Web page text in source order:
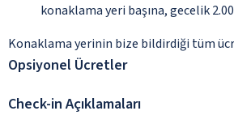
konaklama yeri başına, gecelik
Konaklama yerinin bize bildirdiği tüm
Opsiyonel Ücretler
Check-in Açıklamaları